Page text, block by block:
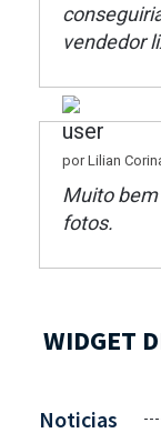
vendedor
por Lilian
Muito
fotos.
WIDGET
Noticias